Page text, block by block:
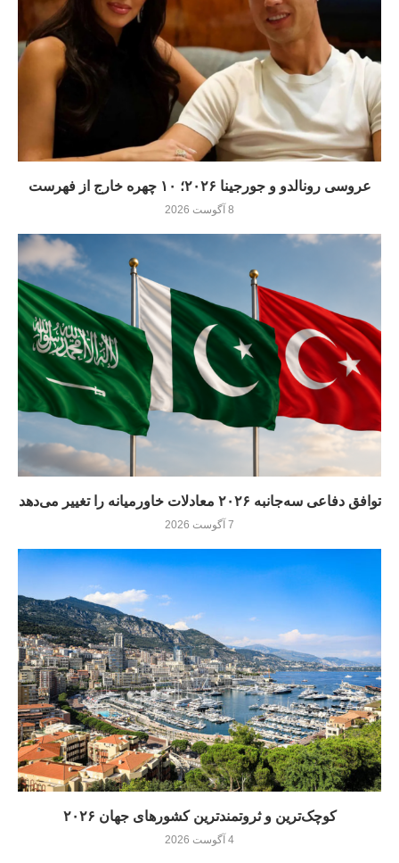
عروسی رونالدو و جورجینا ۲۰۲۶؛ ۱۰ چهره خارج از فهرست
8 آگوست 2026
توافق دفاعی سه‌جانبه ۲۰۲۶ معادلات خاورمیانه را تغییر می‌دهد
7 آگوست 2026
کوچک‌ترین و ثروتمندترین کشورهای جهان ۲۰۲۶
4 آگوست 2026